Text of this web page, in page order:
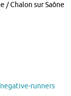
/ Chalon sur Saône
runners